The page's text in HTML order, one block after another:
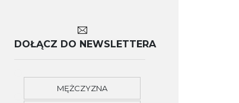
DOŁĄCZ DO NEWSLETTERA
MĘŻCZYZNA